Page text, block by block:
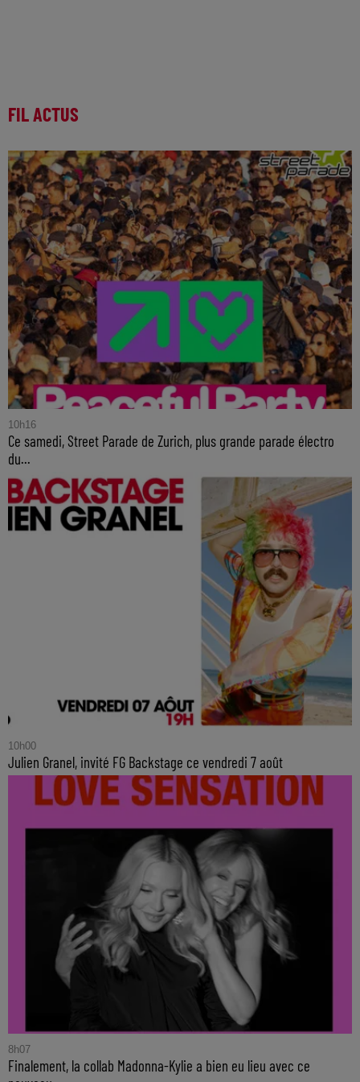
FIL ACTUS
10h16
Ce samedi, Street Parade de Zurich, plus grande parade électro
du...
10h00
Julien Granel, invité FG Backstage ce vendredi 7 août
8h07
Finalement, la collab Madonna-Kylie a bien eu lieu avec ce